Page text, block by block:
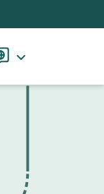
Sprache